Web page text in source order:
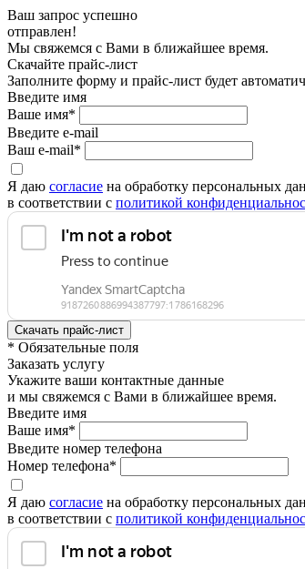
Ваш запрос успешно
отправлен!
Мы свяжемся с Вами в ближайшее время.
Скачайте прайс-лист
Заполните форму и прайс-лист будет
Введите имя
Ваше имя*
Введите e-mail
Ваш e-mail*
Я даю согласие на обработку персональных
в соответствии с политикой
* Обязательные поля
Заказать услугу
Укажите ваши контактные данные
и мы свяжемся с Вами в ближайшее время.
Введите имя
Ваше имя*
Введите номер телефона
Номер телефона*
Я даю согласие на обработку персональных
в соответствии с политикой